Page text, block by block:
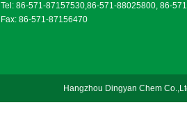
Tel: 86-571-87157530,86-571-88025800, 86-
Fax: 86-571-87156470
Hangzhou Dingyan Chem